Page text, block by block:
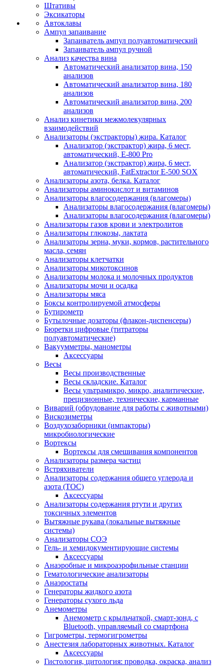
Штативы
Эксикаторы
Автоклавы
Ампул запаивание
Запаиватель ампул полуавтоматический
Запаиватель ампул ручной
Анализ качества вина
Автоматический анализатор вина, 150
анализов
Автоматический анализатор вина, 180
анализов
Автоматический анализатор вина, 200
анализов
Анализ кинетики межмолекулярных
взаимодействий
Анализаторы (экстракторы) жира. Каталог
Анализатор (экстрактор) жира, 6 мест,
автоматический, E-800 Pro
Анализатор (экстрактор) жира, 6 мест,
автоматический, FatExtractor E-500 SOX
Анализаторы азота, белка. Каталог
Анализаторы аминокислот и витаминов
Анализаторы влагосодержания (влагомеры)
Анализаторы влагосодержания (влагомеры)
Анализаторы влагосодержания (влагомеры)
Анализаторы газов крови и электролитов
Анализаторы глюкозы, лактата
Анализаторы зерна, муки, кормов, растительного
масла, семян
Анализаторы клетчатки
Анализаторы микотоксинов
Анализаторы молока и молочных продуктов
Анализаторы мочи и осадка
Анализаторы мяса
Боксы контролируемой атмосферы
Бутирометр
Бутылочные дозаторы (флакон-диспенсеры)
Бюретки цифровые (титраторы
полуавтоматические)
Вакуумметры, манометры
Аксессуары
Весы
Весы производственные
Весы складские. Каталог
Весы ультрамикро, микро, аналитические,
прецизионные, технические, карманные
Виварий (обрудование для работы с животными)
Вискозиметры
Воздухозаборники (импакторы)
микробиологические
Вортексы
Вортексы для смешивания компонентов
Анализаторы размера частиц
Встряхиватели
Анализаторы содержания общего углерода и
азота (ТОС)
Аксессуары
Анализаторы содержания ртути и других
токсичных элементов
Вытяжные рукава (локальные вытяжные
системы)
Анализаторы СОЭ
Гель- и хемидокументирующие системы
Аксессуары
Анаэробные и микроаэрофильные станции
Гематологические анализаторы
Анаэростаты
Генераторы жидкого азота
Генераторы сухого льда
Анемометры
Анемометр с крыльчаткой, смарт-зонд, с
Bluetooth, управляемый со смартфона
Гигрометры, термогигрометры
Анестезия лабораторных животных. Каталог
Аксессуары
Гистология, цитология: проводка, окраска, анализ